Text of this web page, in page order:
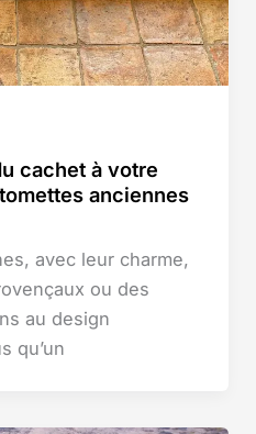
cachet à votre
anciennes
avec leur charme,
ou des
au design
qu’un